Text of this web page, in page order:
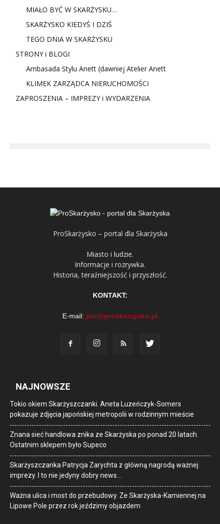
MIAŁO BYĆ W SKARŻYSKU…
SKARŻYSKO KIEDYŚ I DZIŚ
TEGO DNIA W SKARŻYSKU
STRONY i BLOGI
Ambasada Stylu Anett (dawniej Atelier Anett
KLIMEK ZARZĄDCA NIERUCHOMOŚCI
ZAPROSZENIA – IMPREZY i WYDARZENIA
ProSkarżysko – portal dla Skarżyska
Miasto i ludzie.
Informacje i rozrywka.
Historia, teraźniejszość i przyszłość.
KONTAKT:
E-mail: pro@proskarzysko.pl
NAJNOWSZE
Tokio okiem Skarżyszczanki. Aneta Luzeńczyk-Somers
pokazuje zdjęcia japońskiej metropolii w rodzinnym mieście
Znana sieć handlowa znika ze Skarżyska po ponad 20 latach.
Ostatnim sklepem było Supeco
Skarżyszczanka Patrycja Zarychta z główną nagrodą ważnej
imprezy. I to nie jedyny dobry news…
Ważna ulica i most do przebudowy. Ze Skarżyska-Kamiennej na
Lipowe Pole przez rok jeździmy objazdem